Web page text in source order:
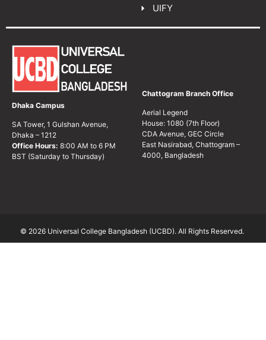
UIFY
Dhaka Campus
SA Tower, 1 Gulshan Avenue,
Dhaka – 1212
Office Hours: 8:00 AM to 6 PM
BST (Saturday to Thursday)
Chattogram Branch Office
Aerial Legend
House: 1080 (7th Floor)
CDA Avenue, GEC Circle
East Nasirabad, Chattogram –
4000, Bangladesh
© 2026 Universal College Bangladesh (UCBD). All Rights Reserved.